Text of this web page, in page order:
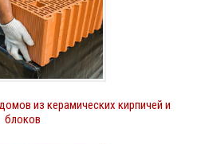
из керамических кирпичей и
блоков